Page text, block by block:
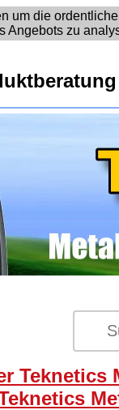
um die
Angebots zu
Teknetics